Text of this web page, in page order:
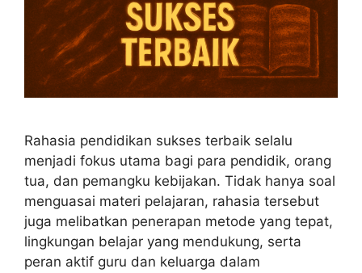
Rahasia pendidikan sukses terbaik selalu
menjadi fokus utama bagi para pendidik, orang
tua, dan pemangku kebijakan. Tidak hanya soal
menguasai materi pelajaran, rahasia tersebut
juga melibatkan penerapan metode yang tepat,
lingkungan belajar yang mendukung, serta
peran aktif guru dan keluarga dalam